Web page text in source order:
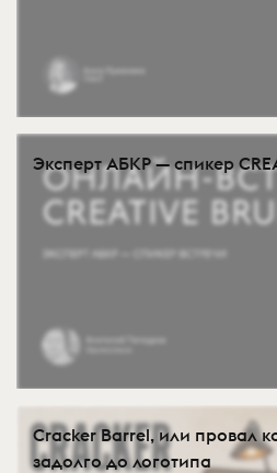
Эксперт АБКР — спикер
Cracker Barrel, или провал
задолго до логотипа